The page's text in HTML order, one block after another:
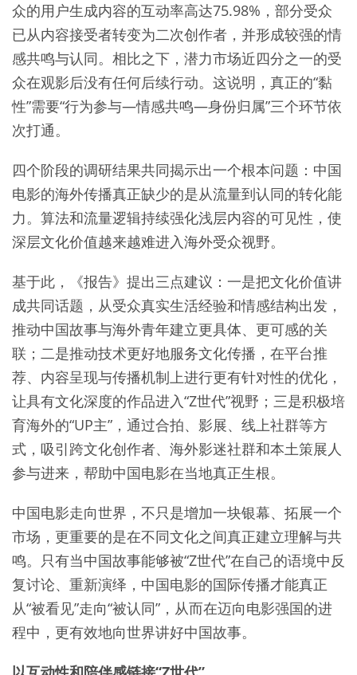
众的用户生成内容的互动率高达75.98%，部分受众
已从内容接受者转变为二次创作者，并形成较强的情
感共鸣与认同。相比之下，潜力市场近四分之一的受
众在观影后没有任何后续行动。这说明，真正的“黏
性”需要“行为参与—情感共鸣—身份归属”三个环节依
次打通。
四个阶段的调研结果共同揭示出一个根本问题：中国
电影的海外传播真正缺少的是从流量到认同的转化能
力。算法和流量逻辑持续强化浅层内容的可见性，使
深层文化价值越来越难进入海外受众视野。
基于此，《报告》提出三点建议：一是把文化价值讲
成共同话题，从受众真实生活经验和情感结构出发，
推动中国故事与海外青年建立更具体、更可感的关
联；二是推动技术更好地服务文化传播，在平台推
荐、内容呈现与传播机制上进行更有针对性的优化，
让具有文化深度的作品进入“Z世代”视野；三是积极培
育海外的“UP主”，通过合拍、影展、线上社群等方
式，吸引跨文化创作者、海外影迷社群和本土策展人
参与进来，帮助中国电影在当地真正生根。
中国电影走向世界，不只是增加一块银幕、拓展一个
市场，更重要的是在不同文化之间真正建立理解与共
鸣。只有当中国故事能够被“Z世代”在自己的语境中反
复讨论、重新演绎，中国电影的国际传播才能真正
从“被看见”走向“被认同”，从而在迈向电影强国的进
程中，更有效地向世界讲好中国故事。